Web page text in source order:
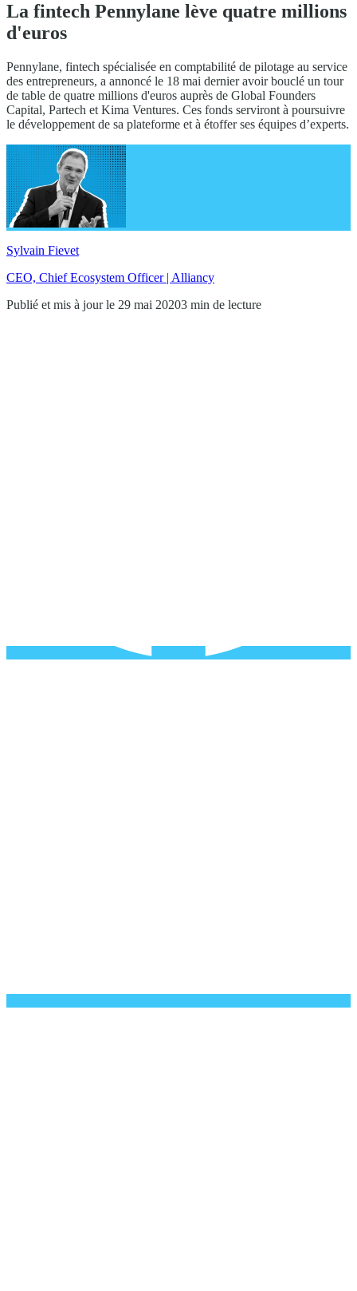
La fintech Pennylane lève quatre millions
d'euros
Pennylane, fintech spécialisée en comptabilité de pilotage au service
des entrepreneurs, a annoncé le 18 mai dernier avoir bouclé un tour
de table de quatre millions d'euros auprès de Global Founders
Capital, Partech et Kima Ventures. Ces fonds serviront à poursuivre
le développement de sa plateforme et à étoffer ses équipes d’experts.
Sylvain Fievet
CEO, Chief Ecosystem Officer | Alliancy
Publié et mis à jour le 29 mai 20203 min de lecture